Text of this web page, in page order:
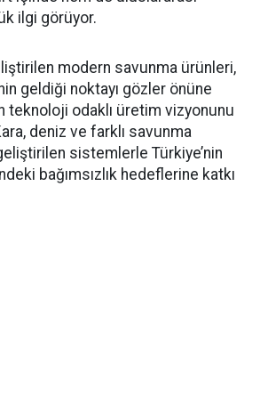
ilgi görüyor.
modern savunma ürünleri,
geldiği noktayı gözler önüne
teknoloji odaklı üretim vizyonunu
deniz ve farklı savunma
sistemlerle Türkiye’nin
bağımsızlık hedeflerine katkı